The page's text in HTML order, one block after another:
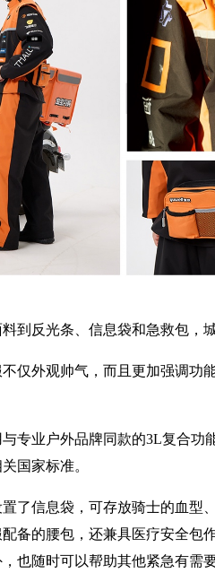
到反光条、信息袋和急救包，
仅外观帅气，而且更加强调功
专业户外品牌同款的3L复合功
国家标准。
了信息袋，可存放骑士的血型
备的腰包，还兼具医疗安全包
也随时可以帮助其他紧急有需要